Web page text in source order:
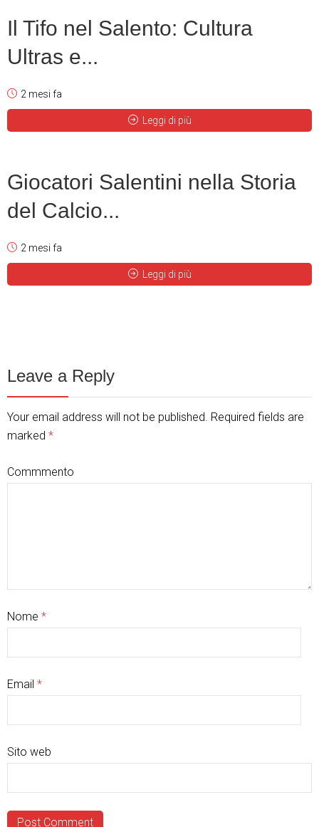
Il Tifo nel Salento: Cultura
Ultras e...
2 mesi fa
Leggi di più
Giocatori Salentini nella Storia
del Calcio...
2 mesi fa
Leggi di più
Leave a Reply
Your email address will not be published. Required fields are
marked *
Commmento
Nome *
Email *
Sito web